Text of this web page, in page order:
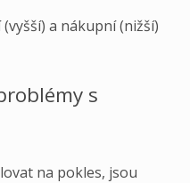
a nákupní (nižší)
s
na pokles, jsou